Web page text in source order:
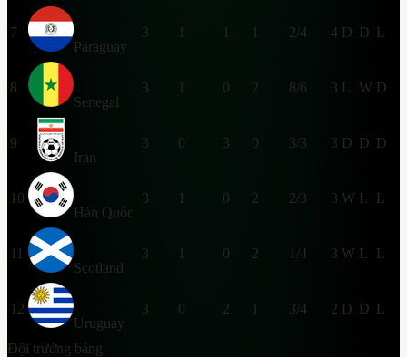
7
Paraguay
3 1 1 1 2/4 4 D D L
8
Senegal
3 1 0 2 8/6 3 L W D
9
Iran
3 0 3 0 3/3 3 D D D
10
Hàn Quốc
3 1 0 2 2/3 3 W L L
11
Scotland
3 1 0 2 1/4 3 W L L
12
Uruguay
3 0 2 1 3/4 2 D D L
Đội trưởng bảng